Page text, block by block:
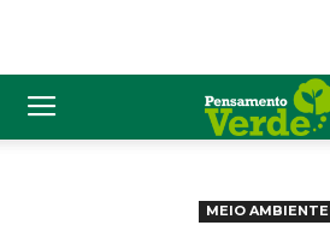
MEIO AMBIENTE